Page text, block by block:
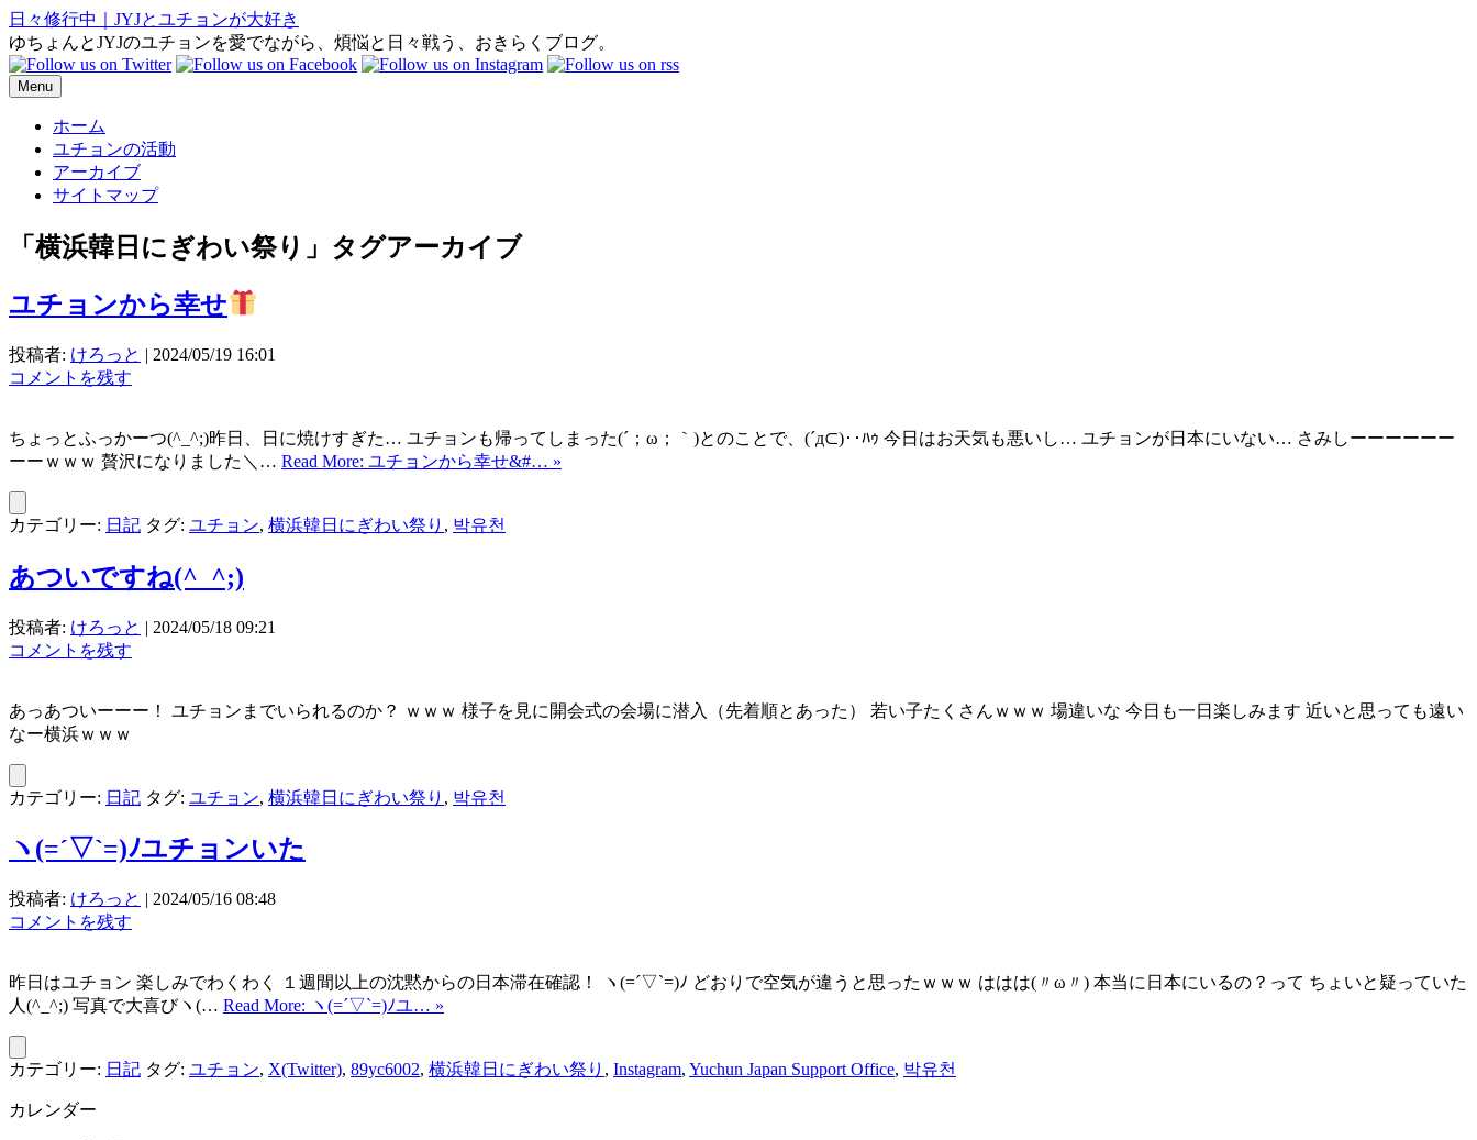
日々修行中｜JYJとユチョンが大好き
ゆちょんとJYJのユチョンを愛でながら、煩悩と日々戦う、おきらくブログ。
Menu
ホーム
ユチョンの活動
アーカイブ
サイトマップ
「 横浜韓日にぎわい祭り 」タグアーカイブ
ユチョンから幸せ
投稿者: けろっと | 2024/05/19 16:01
コメントを残す
ちょっとふっかーつ(^_^;)昨日、日に焼けすぎた… ユチョンも帰ってしまった(´；ω；｀)とのことで、(´д⊂)‥ﾊｩ 今日はお天気も悪いし… ユチョンが日本にいない… さみしーーーーーー
ーーｗｗｗ 贅沢になりました＼… Read More: ユチョンから幸せ&#… »
カテゴリー: 日記 タグ: ユチョン, 横浜韓日にぎわい祭り , 박유천
あついですね(^_^;)
投稿者: けろっと | 2024/05/18 09:21
コメントを残す
あっあついーーー！ ユチョンまでいられるのか？ ｗｗｗ 様子を見に開会式の会場に潜入（先着順とあった） 若い子たくさんｗｗｗ 場違いな 今日も一日楽しみます 近いと思っても遠い
なー横浜ｗｗｗ
カテゴリー: 日記 タグ: ユチョン, 横浜韓日にぎわい祭り , 박유천
ヽ(=´▽`=)ﾉユチョンいた
投稿者: けろっと | 2024/05/16 08:48
コメントを残す
昨日はユチョン 楽しみでわくわく １週間以上の沈黙からの日本滞在確認！ ヽ(=´▽`=)ﾉ どおりで空気が違うと思ったｗｗｗ ははは(〃ω〃) 本当に日本にいるの？って ちょいと疑っていた
人(^_^;) 写真で大喜びヽ(… Read More: ヽ(=´▽`=)ﾉユ… »
カテゴリー: 日記 タグ: ユチョン, X(Twitter), 89yc6002, 横浜韓日にぎわい祭り , Instagram, Yuchun Japan Support Office, 박유천
カレンダー